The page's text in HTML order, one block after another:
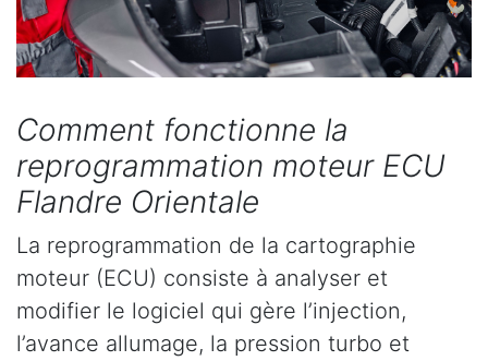
Comment fonctionne la
reprogrammation moteur ECU
Flandre Orientale
La reprogrammation de la cartographie
moteur (ECU) consiste à analyser et
modifier le logiciel qui gère l’injection,
l’avance allumage, la pression turbo et